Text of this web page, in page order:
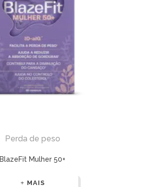
Perda de peso
BlazeFit Mulher 50+
MAIS